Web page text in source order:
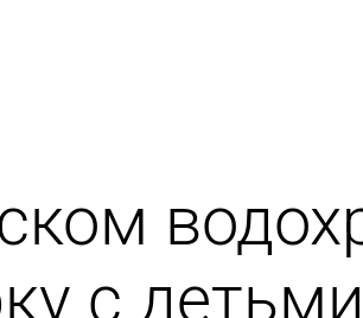
с